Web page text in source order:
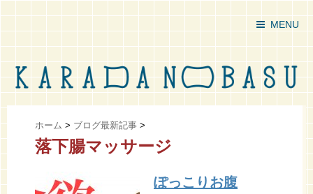
MENU
ホーム > ブログ最新記事 >
落下腸マッサージ
ぽっこりお腹